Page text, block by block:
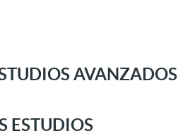
AVANZADOS
ESTUDIOS